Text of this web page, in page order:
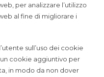
per analizzare l’utilizzo
al fine di migliorare i
sull’uso dei cookie
cookie aggiuntivo per
in modo da non dover